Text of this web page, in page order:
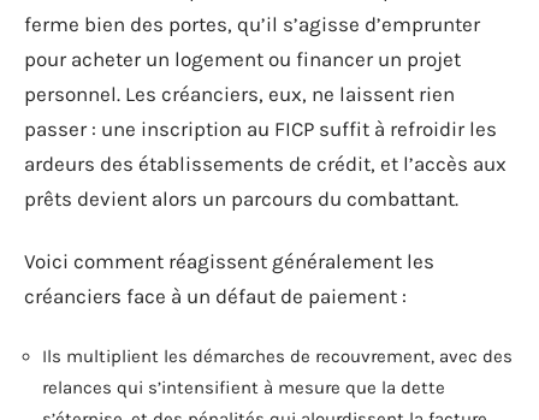
ferme bien des portes, qu’il s’agisse d’emprunter
pour acheter un logement ou financer un projet
personnel. Les créanciers, eux, ne laissent rien
passer : une inscription au FICP suffit à refroidir les
ardeurs des établissements de crédit, et l’accès aux
prêts devient alors un parcours du combattant.
Voici comment réagissent généralement les
créanciers face à un défaut de paiement :
Ils multiplient les démarches de recouvrement, avec des
relances qui s’intensifient à mesure que la dette